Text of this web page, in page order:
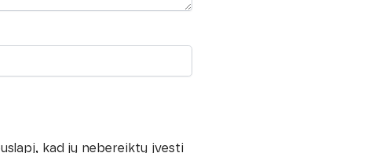
kad jų nebereiktų įvesti